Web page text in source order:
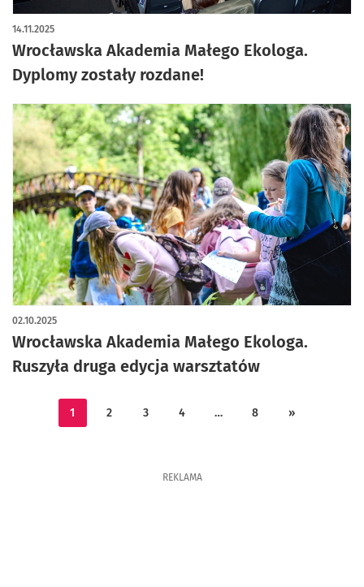
Wrocławska Akademia Małego Ekologa.
Dyplomy zostały rozdane!
14.11.2025
artykuł z galerią zdjęć
Wrocławska Akademia Małego Ekologa.
Ruszyła druga edycja warsztatów
02.10.2025
1 2 3 4 … 8 »
REKLAMA